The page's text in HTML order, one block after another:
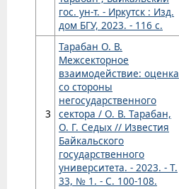
гос. ун-т. - Иркутск : Изд.
дом БГУ, 2023. - 116 с.
3
Тарабан О. В.
Межсекторное
взаимодействие: оценка
со стороны
негосударственного
сектора / О. В. Тарабан,
О. Г. Седых // Известия
Байкальского
государственного
университета. - 2023. - Т.
33, № 1. - С. 100-108.